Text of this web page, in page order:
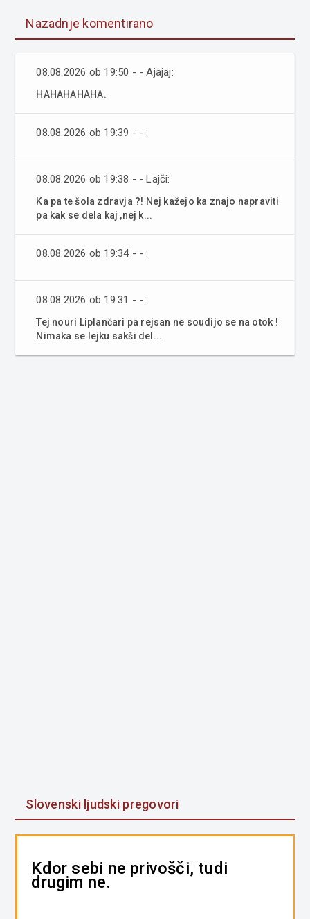
Nazadnje komentirano
08.08.2026 ob 19:50 - - Ajajaj:
HAHAHAHAHA.
08.08.2026 ob 19:39 - - :
08.08.2026 ob 19:38 - - Lajči:
Ka pa te šola zdravja ?! Nej kažejo ka znajo napraviti
pa kak se dela kaj ,nej k...
08.08.2026 ob 19:34 - - :
08.08.2026 ob 19:31 - - :
Tej nouri Liplančari pa rejsan ne soudijo se na otok !
Nimaka se lejku sakši del...
Slovenski ljudski pregovori
Kdor sebi ne privošči, tudi
drugim ne.